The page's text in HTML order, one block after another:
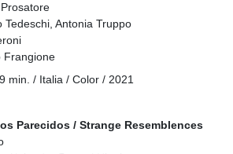
Tedeschi, Antonia Truppo
Frangione
min. / Italia / Color / 2021
Parecidos / Strange Resemblences